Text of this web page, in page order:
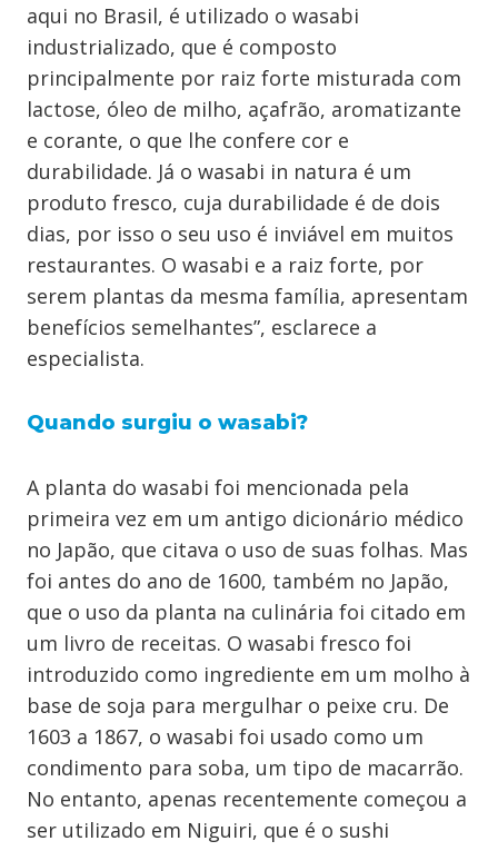
aqui no Brasil, é utilizado o wasabi
industrializado, que é composto
principalmente por raiz forte misturada com
lactose, óleo de milho, açafrão, aromatizante
e corante, o que lhe confere cor e
durabilidade. Já o wasabi in natura é um
produto fresco, cuja durabilidade é de dois
dias, por isso o seu uso é inviável em muitos
restaurantes. O wasabi e a raiz forte, por
serem plantas da mesma família, apresentam
benefícios semelhantes”, esclarece a
especialista.
Quando surgiu o wasabi?
A planta do wasabi foi mencionada pela
primeira vez em um antigo dicionário médico
no Japão, que citava o uso de suas folhas. Mas
foi antes do ano de 1600, também no Japão,
que o uso da planta na culinária foi citado em
um livro de receitas. O wasabi fresco foi
introduzido como ingrediente em um molho à
base de soja para mergulhar o peixe cru. De
1603 a 1867, o wasabi foi usado como um
condimento para soba, um tipo de macarrão.
No entanto, apenas recentemente começou a
ser utilizado em Niguiri, que é o sushi